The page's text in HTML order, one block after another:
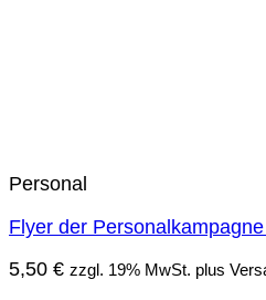
Personal
Flyer der
5,50 € zzgl. 19% MwSt. plus